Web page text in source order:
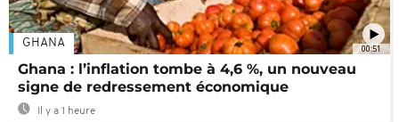
00:51
GHANA
Ghana : l’inflation tombe à 4,6 %, un nouveau
signe de redressement économique
Il y a 1 heure